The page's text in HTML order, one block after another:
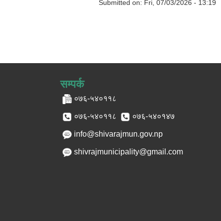
Submitted on: Fri, 07/03/2026 - 13:19
सम्पर्क
०७६-५४०११८
०७६-५४०११८ ०७६-५४०१४७
info@shivarajmun.gov.np
shivrajmunicipality@gmail.com